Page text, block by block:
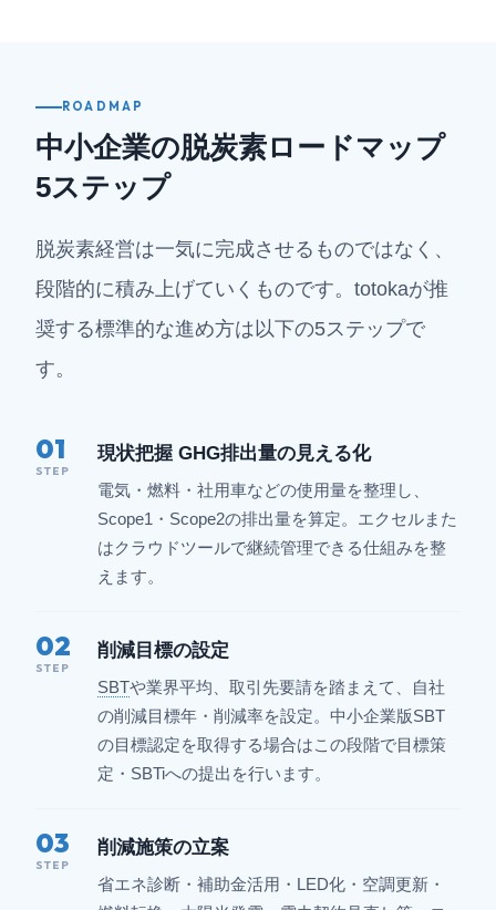
ROADMAP
中小企業の脱炭素ロードマップ
5ステップ
脱炭素経営は一気に完成させるものではなく、
段階的に積み上げていくものです。totokaが推
奨する標準的な進め方は以下の5ステップで
す。
01
STEP
現状把握 GHG排出量の見える化
電気・燃料・社用車などの使用量を整理し、
Scope1・Scope2の排出量を算定。エクセルまた
はクラウドツールで継続管理できる仕組みを整
えます。
02
STEP
削減目標の設定
SBTや業界平均、取引先要請を踏まえて、自社
の削減目標年・削減率を設定。中小企業版SBT
の目標認定を取得する場合はこの段階で目標策
定・SBTiへの提出を行います。
03
STEP
削減施策の立案
省エネ診断・補助金活用・LED化・空調更新・